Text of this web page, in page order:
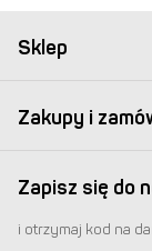
Sklep
Zakupy i
Zapisz się do
i otrzymaj kod na